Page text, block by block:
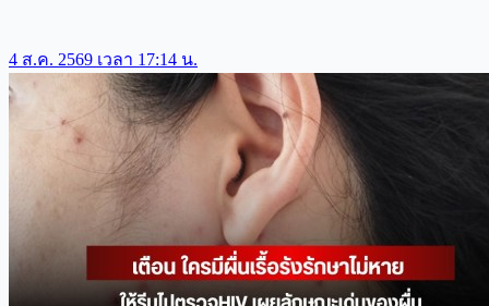
4 ส.ค. 2569 เวลา 17:14 น.